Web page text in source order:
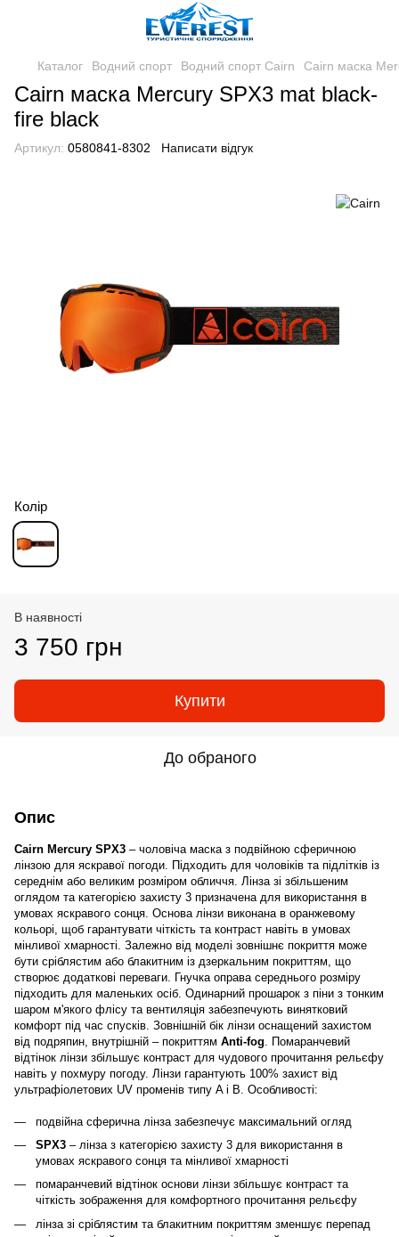
Каталог Водний спорт Водний спорт Cairn Cairn маска
Cairn маска Mercury SPX3 mat black-
fire black
Артикул: 0580841-8302 Написати відгук
Колір
В наявності
3 750 грн
Купити
До обраного
Опис
Cairn Mercury SPX3 – чоловіча маска з подвійною сферичною
лінзою для яскравої погоди. Підходить для чоловіків та підлітків із
середнім або великим розміром обличчя. Лінза зі збільшеним
оглядом та категорією захисту 3 призначена для використання в
умовах яскравого сонця. Основа лінзи виконана в оранжевому
кольорі, щоб гарантувати чіткість та контраст навіть в умовах
мінливої хмарності. Залежно від моделі зовнішнє покриття може
бути сріблястим або блакитним із дзеркальним покриттям, що
створює додаткові переваги. Гнучка оправа середнього розміру
підходить для маленьких осіб. Одинарний прошарок з піни з тонким
шаром м'якого флісу та вентиляція забезпечують винятковий
комфорт під час спусків. Зовнішній бік лінзи оснащений захистом
від подряпин, внутрішній – покриттям Anti-fog . Помаранчевий
відтінок лінзи збільшує контраст для чудового прочитання рельєфу
навіть у похмуру погоду. Лінзи гарантують 100% захист від
ультрафіолетових UV променів типу A і B. Особливості:
подвійна сферична лінза забезпечує максимальний огляд
SPX3 – лінза з категорією захисту 3 для використання в
умовах яскравого сонця та мінливої хмарності
помаранчевий відтінок основи лінзи збільшує контраст та
чіткість зображення для комфортного прочитання рельєфу
лінза зі сріблястим та блакитним покриттям зменшує перепад